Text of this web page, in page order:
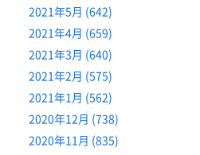
2021年5月 (642)
2021年4月 (659)
2021年3月 (640)
2021年2月 (575)
2021年1月 (562)
2020年12月 (738)
2020年11月 (835)